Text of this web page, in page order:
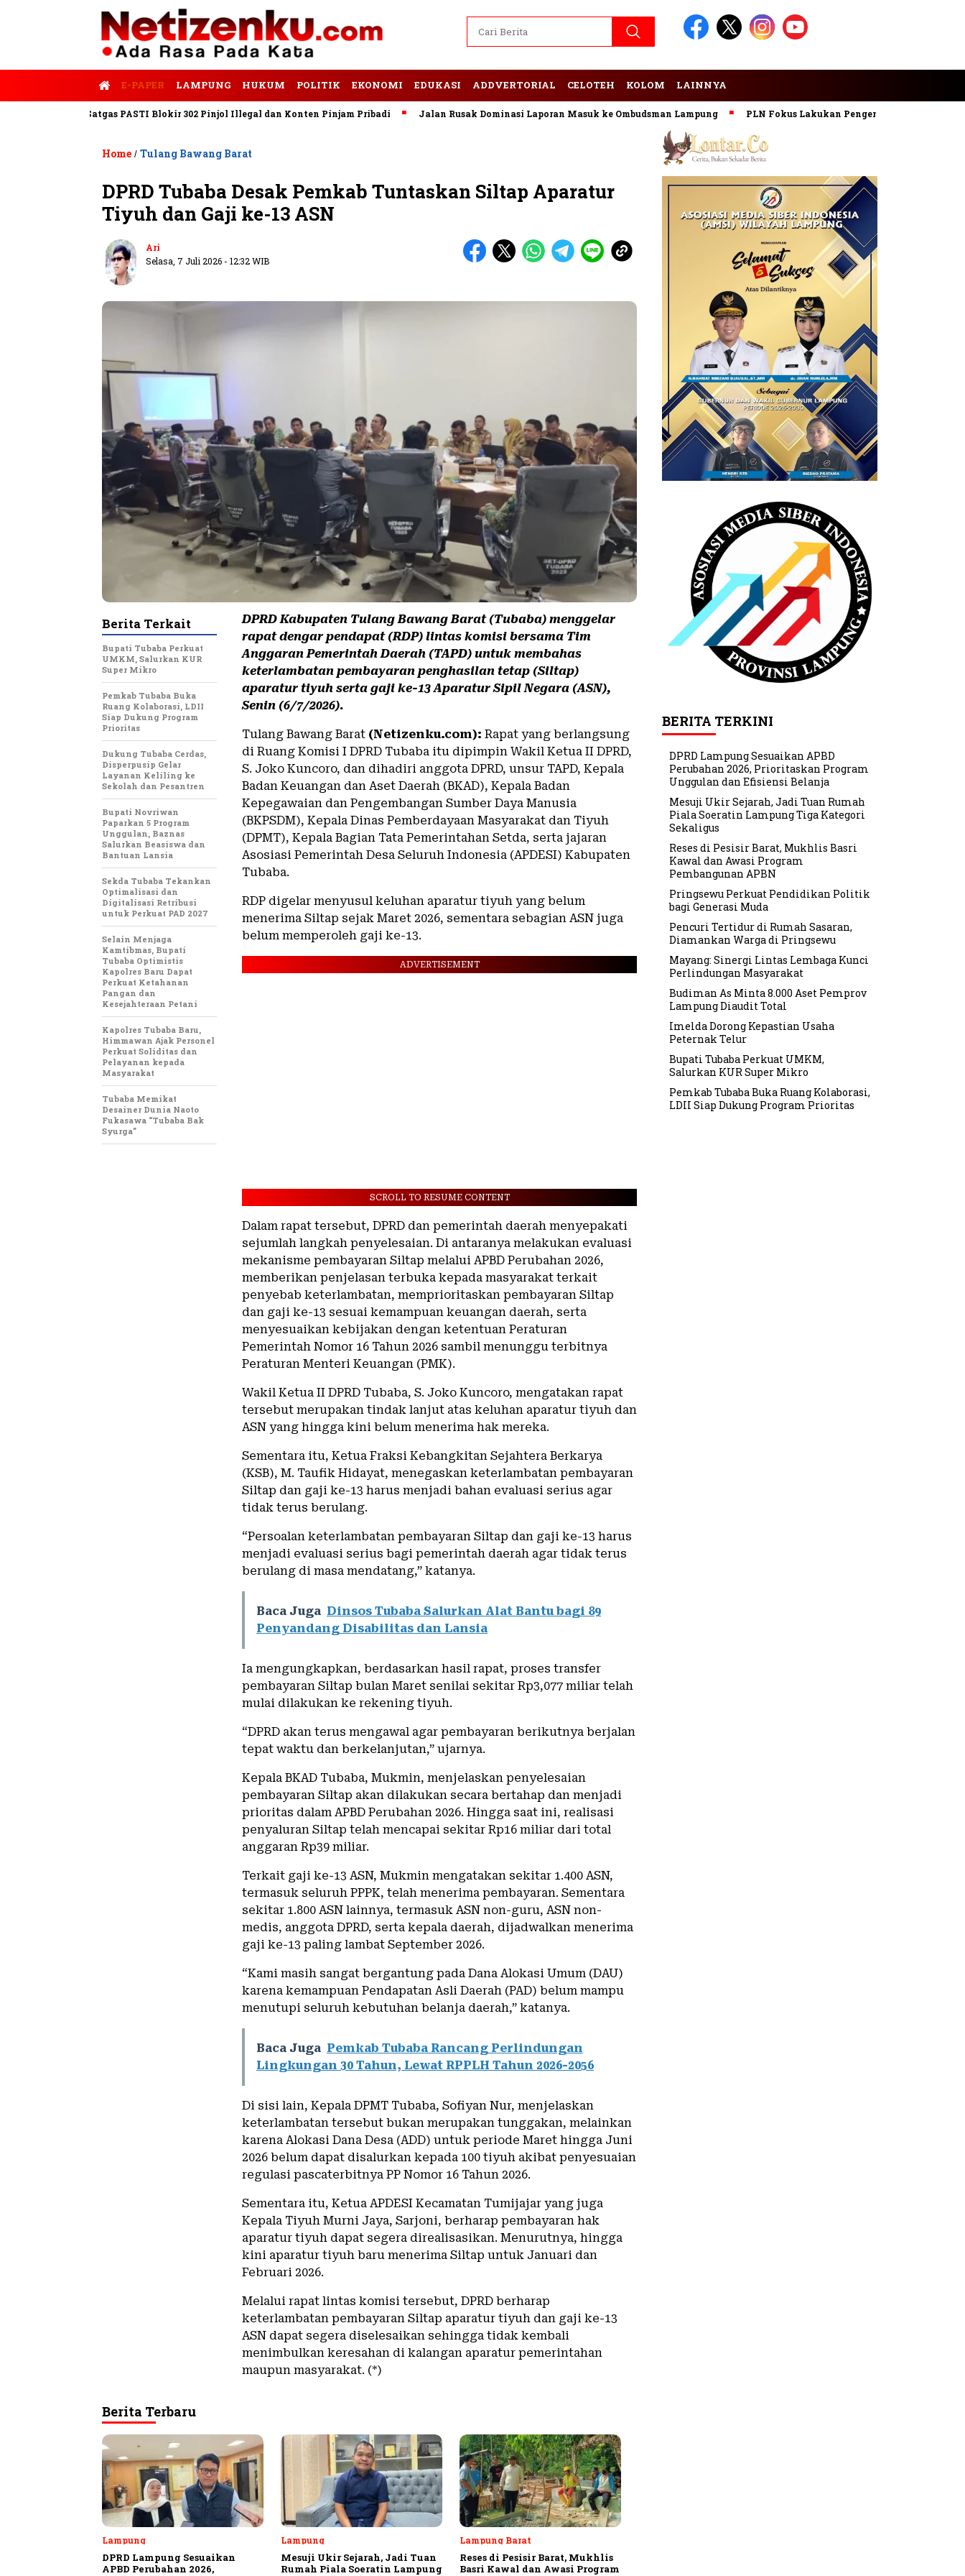
E-PAPER LAMPUNG HUKUM POLITIK EKONOMI EDUKASI ADDVERTORIAL CELOTEH KOLOM LAINNYA
Satgas PASTI Blokir 302 Pinjol Illegal dan Konten Pinjam Pribadi Jalan Rusak Dominasi Laporan Masuk ke Ombudsman Lampung PLN Fokus Lakukan Pengembangan Pembangkit EBT
Home / Tulang Bawang Barat
DPRD Tubaba Desak Pemkab Tuntaskan Siltap Aparatur
Tiyuh dan Gaji ke-13 ASN
Ari
Selasa, 7 Juli 2026 - 12:32 WIB
DPRD Kabupaten Tulang Bawang Barat (Tubaba) menggelar
rapat dengar pendapat (RDP) lintas komisi bersama Tim
Anggaran Pemerintah Daerah (TAPD) untuk membahas
keterlambatan pembayaran penghasilan tetap (Siltap)
aparatur tiyuh serta gaji ke-13 Aparatur Sipil Negara (ASN),
Senin (6/7/2026).
Tulang Bawang Barat (Netizenku.com): Rapat yang berlangsung
di Ruang Komisi I DPRD Tubaba itu dipimpin Wakil Ketua II DPRD,
S. Joko Kuncoro, dan dihadiri anggota DPRD, unsur TAPD, Kepala
Badan Keuangan dan Aset Daerah (BKAD), Kepala Badan
Kepegawaian dan Pengembangan Sumber Daya Manusia
(BKPSDM), Kepala Dinas Pemberdayaan Masyarakat dan Tiyuh
(DPMT), Kepala Bagian Tata Pemerintahan Setda, serta jajaran
Asosiasi Pemerintah Desa Seluruh Indonesia (APDESI) Kabupaten
Tubaba.
RDP digelar menyusul keluhan aparatur tiyuh yang belum
menerima Siltap sejak Maret 2026, sementara sebagian ASN juga
belum memperoleh gaji ke-13.
ADVERTISEMENT
Gandeng Kejari Perkuat Pengawasan
SCROLL TO RESUME CONTENT
Dalam rapat tersebut, DPRD dan pemerintah daerah menyepakati
sejumlah langkah penyelesaian. Di antaranya melakukan evaluasi
mekanisme pembayaran Siltap melalui APBD Perubahan 2026,
memberikan penjelasan terbuka kepada masyarakat terkait
penyebab keterlambatan, memprioritaskan pembayaran Siltap
dan gaji ke-13 sesuai kemampuan keuangan daerah, serta
menyesuaikan kebijakan dengan ketentuan Peraturan
Pemerintah Nomor 16 Tahun 2026 sambil menunggu terbitnya
Peraturan Menteri Keuangan (PMK).
Wakil Ketua II DPRD Tubaba, S. Joko Kuncoro, mengatakan rapat
tersebut merupakan tindak lanjut atas keluhan aparatur tiyuh dan
ASN yang hingga kini belum menerima hak mereka.
Sementara itu, Ketua Fraksi Kebangkitan Sejahtera Berkarya
(KSB), M. Taufik Hidayat, menegaskan keterlambatan pembayaran
Siltap dan gaji ke-13 harus menjadi bahan evaluasi serius agar
tidak terus berulang.
“Persoalan keterlambatan pembayaran Siltap dan gaji ke-13 harus
menjadi evaluasi serius bagi pemerintah daerah agar tidak terus
berulang di masa mendatang,” katanya.
Baca Juga Dinsos Tubaba Salurkan Alat Bantu bagi 89
Penyandang Disabilitas dan Lansia
Ia mengungkapkan, berdasarkan hasil rapat, proses transfer
pembayaran Siltap bulan Maret senilai sekitar Rp3,077 miliar telah
mulai dilakukan ke rekening tiyuh.
“DPRD akan terus mengawal agar pembayaran berikutnya berjalan
tepat waktu dan berkelanjutan,” ujarnya.
Kepala BKAD Tubaba, Mukmin, menjelaskan penyelesaian
pembayaran Siltap akan dilakukan secara bertahap dan menjadi
prioritas dalam APBD Perubahan 2026. Hingga saat ini, realisasi
penyaluran Siltap telah mencapai sekitar Rp16 miliar dari total
anggaran Rp39 miliar.
Terkait gaji ke-13 ASN, Mukmin mengatakan sekitar 1.400 ASN,
termasuk seluruh PPPK, telah menerima pembayaran. Sementara
sekitar 1.800 ASN lainnya, termasuk ASN non-guru, ASN non-
medis, anggota DPRD, serta kepala daerah, dijadwalkan menerima
gaji ke-13 paling lambat September 2026.
“Kami masih sangat bergantung pada Dana Alokasi Umum (DAU)
karena kemampuan Pendapatan Asli Daerah (PAD) belum mampu
menutupi seluruh kebutuhan belanja daerah,” katanya.
Baca Juga Pemkab Tubaba Rancang Perlindungan
Lingkungan 30 Tahun, Lewat RPPLH Tahun 2026-2056
Di sisi lain, Kepala DPMT Tubaba, Sofiyan Nur, menjelaskan
keterlambatan tersebut bukan merupakan tunggakan, melainkan
karena Alokasi Dana Desa (ADD) untuk periode Maret hingga Juni
2026 belum dapat disalurkan kepada 100 tiyuh akibat penyesuaian
regulasi pascaterbitnya PP Nomor 16 Tahun 2026.
Sementara itu, Ketua APDESI Kecamatan Tumijajar yang juga
Kepala Tiyuh Murni Jaya, Sarjoni, berharap pembayaran hak
aparatur tiyuh dapat segera direalisasikan. Menurutnya, hingga
kini aparatur tiyuh baru menerima Siltap untuk Januari dan
Februari 2026.
Melalui rapat lintas komisi tersebut, DPRD berharap
keterlambatan pembayaran Siltap aparatur tiyuh dan gaji ke-13
ASN dapat segera diselesaikan sehingga tidak kembali
menimbulkan keresahan di kalangan aparatur pemerintahan
maupun masyarakat. (*)
Berita Terkait
Bupati Tubaba Perkuat
UMKM, Salurkan KUR
Super Mikro
Pemkab Tubaba Buka
Ruang Kolaborasi, LDII
Siap Dukung Program
Prioritas
Dukung Tubaba Cerdas,
Disperpusip Gelar
Layanan Keliling ke
Sekolah dan Pesantren
Bupati Novriwan
Paparkan 5 Program
Unggulan, Baznas
Salurkan Beasiswa dan
Bantuan Lansia
Sekda Tubaba Tekankan
Optimalisasi dan
Digitalisasi Retribusi
untuk Perkuat PAD 2027
Selain Menjaga
Kamtibmas, Bupati
Tubaba Optimistis
Kapolres Baru Dapat
Perkuat Ketahanan
Pangan dan
Kesejahteraan Petani
Kapolres Tubaba Baru,
Himmawan Ajak Personel
Perkuat Soliditas dan
Pelayanan kepada
Masyarakat
Tubaba Memikat
Desainer Dunia Naoto
Fukasawa “Tubaba Bak
Syurga”
Berita Terbaru
Lampung
DPRD Lampung Sesuaikan
APBD Perubahan 2026,
Lampung
Mesuji Ukir Sejarah, Jadi Tuan
Rumah Piala Soeratin Lampung
Lampung Barat
Reses di Pesisir Barat, Mukhlis
Basri Kawal dan Awasi Program
BERITA TERKINI
DPRD Lampung Sesuaikan APBD
Perubahan 2026, Prioritaskan Program
Unggulan dan Efisiensi Belanja
Mesuji Ukir Sejarah, Jadi Tuan Rumah
Piala Soeratin Lampung Tiga Kategori
Sekaligus
Reses di Pesisir Barat, Mukhlis Basri
Kawal dan Awasi Program
Pembangunan APBN
Pringsewu Perkuat Pendidikan Politik
bagi Generasi Muda
Pencuri Tertidur di Rumah Sasaran,
Diamankan Warga di Pringsewu
Mayang: Sinergi Lintas Lembaga Kunci
Perlindungan Masyarakat
Budiman As Minta 8.000 Aset Pemprov
Lampung Diaudit Total
Imelda Dorong Kepastian Usaha
Peternak Telur
Bupati Tubaba Perkuat UMKM,
Salurkan KUR Super Mikro
Pemkab Tubaba Buka Ruang Kolaborasi,
LDII Siap Dukung Program Prioritas